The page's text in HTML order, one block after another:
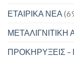
ΕΤΑΙΡΙΚΑ ΝΕΑ
ΜΕΤΑΛΙΓΝΙΤΙΚΗ
ΠΡΟΚΗΡΥΞΕΙΣ